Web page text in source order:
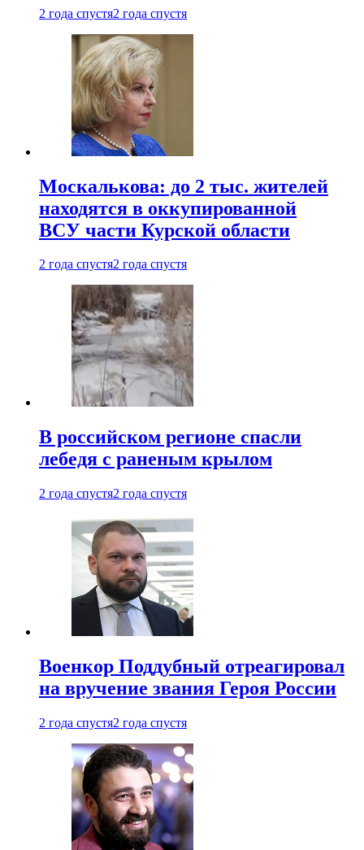
2 года спустя2 года спустя
Москалькова: до 2 тыс. жителей
находятся в оккупированной
ВСУ части Курской области
2 года спустя2 года спустя
В российском регионе спасли
лебедя с раненым крылом
2 года спустя2 года спустя
Военкор Поддубный отреагировал
на вручение звания Героя России
2 года спустя2 года спустя